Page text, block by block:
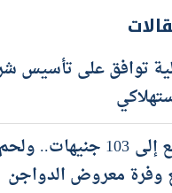
توافق على تأسيس
البيض يرتفع إلى 103